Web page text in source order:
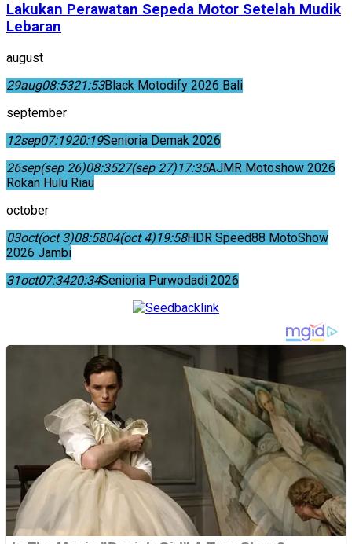
Lakukan Perawatan Sepeda Motor Setelah Mudik
Lebaran
august
29aug08:5321:53Black Motodify 2026 Bali
september
12sep07:1920:19Senioria Demak 2026
26sep(sep 26)08:3527(sep 27)17:35AJMR Motoshow 2026
Rokan Hulu Riau
october
03oct(oct 3)08:5804(oct 4)19:58HDR Speed88 MotoShow
2026 Jambi
31oct07:3420:34Senioria Purwodadi 2026